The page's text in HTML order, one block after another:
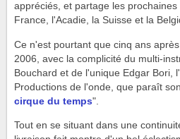
appréciés, et partage les
France, l'Acadie, la Suisse et la
Ce n'est pourtant que cinq ans
2006, avec la complicité du multi-
Bouchard et de l'unique Edgar Bori,
Productions de l'onde, que paraît
cirque du temps".
Tout en se situant dans une